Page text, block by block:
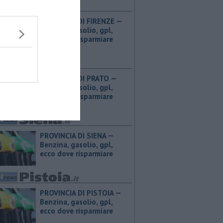
PROVINCIA DI FIRENZE — ​
Benzina, gasolio, gpl,
ecco dove risparmiare
PROVINCIA DI PRATO — ​
Benzina, gasolio, gpl,
ecco dove risparmiare
PROVINCIA DI SIENA — ​
Benzina, gasolio, gpl,
ecco dove risparmiare
PROVINCIA DI PISTOIA — ​
Benzina, gasolio, gpl,
ecco dove risparmiare